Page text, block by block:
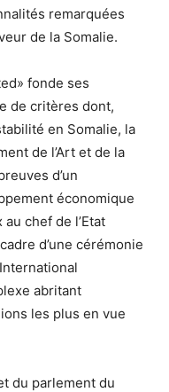
remarquées
de la Somalie.
fonde ses
de critères dont,
en Somalie, la
de l’Art et de la
d’un
économique
chef de l’Etat
d’une cérémonie
abritant
les plus en vue
du parlement du